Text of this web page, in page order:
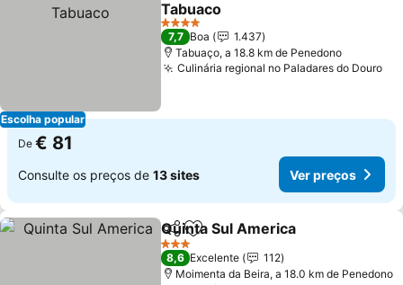
Escolha popular
Tabuaco
4 Estrelas
7,7 Boa
1.437
Tabuaço, a 18.8 km de Penedono
Culinária regional no Paladares do Douro
De € 81
Consulte os preços de 13 sites Ver preços
PartilharAdicionar aos favoritos
Quinta Sul America
3 Estrelas
8,6 Excelente
112
Moimenta da Beira, a 18.0 km de Penedono